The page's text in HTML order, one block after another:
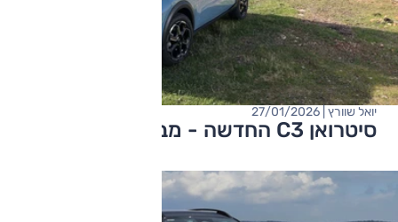
סיטרואן C3 החדשה - מבחן דרכים
יואל שוורץ | 27/01/2026